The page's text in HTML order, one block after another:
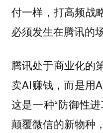
付一样，打高频战
必须发生在腾讯的
腾讯处于商业化的
卖AI赚钱，而是用
这是一种“防御性
颠覆微信的新物种